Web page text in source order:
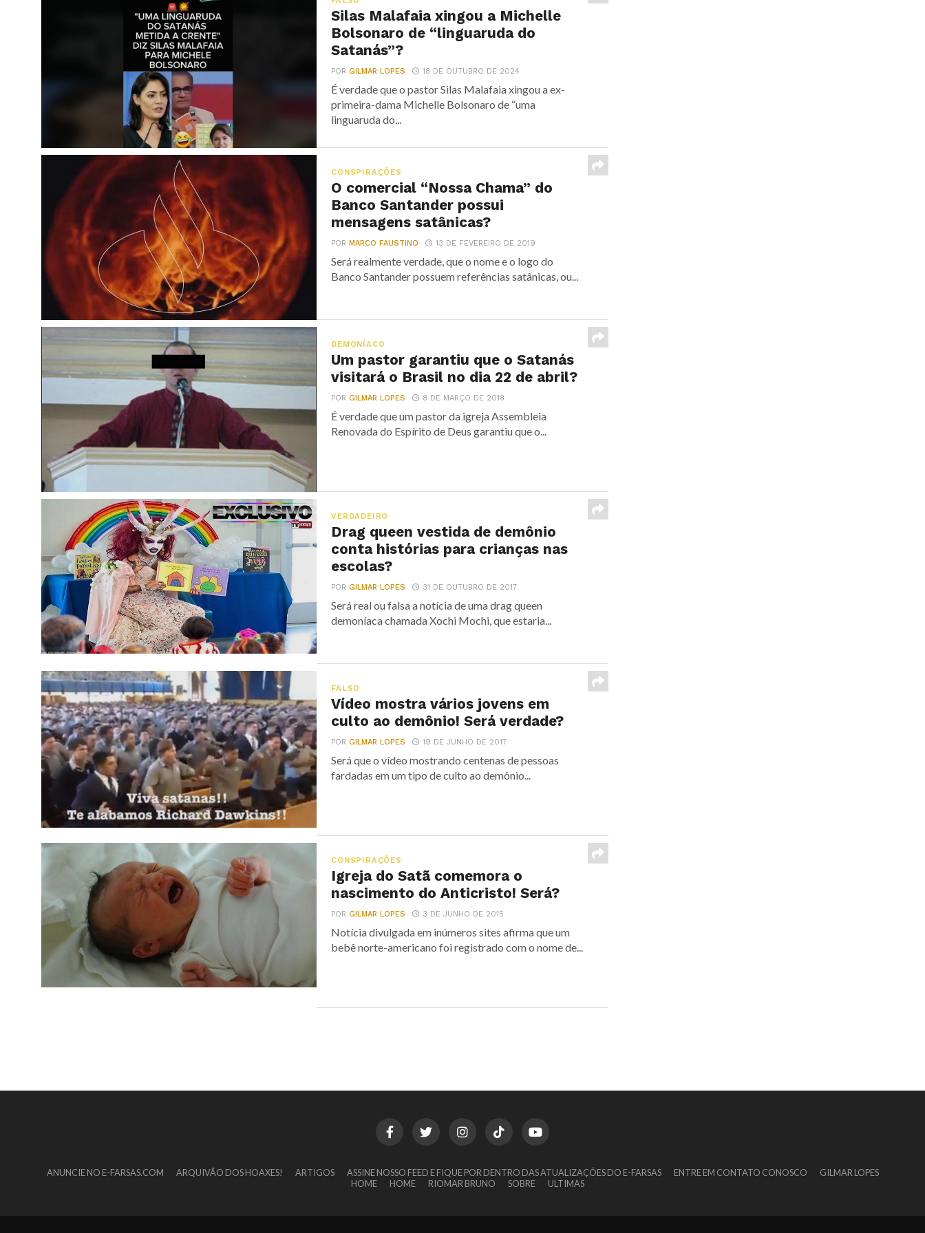
Silas Malafaia xingou a Michelle
Bolsonaro de “linguaruda do
Satanás”?
PORGILMAR LOPES 18 DE OUTUBRO DE 2024
É verdade que o pastor Silas Malafaia xingou a ex-
primeira-dama Michelle Bolsonaro de “uma
linguaruda do...
CONSPIRAÇÕES
O comercial “Nossa Chama” do
Banco Santander possui
mensagens satânicas?
PORMARCO FAUSTINO 13 DE FEVEREIRO DE 2019
Será realmente verdade, que o nome e o logo do
Banco Santander possuem referências satânicas, ou...
DEMONÍACO
Um pastor garantiu que o Satanás
visitará o Brasil no dia 22 de abril?
PORGILMAR LOPES 8 DE MARÇO DE 2018
É verdade que um pastor da igreja Assembleia
Renovada do Espírito de Deus garantiu que o...
VERDADEIRO
Drag queen vestida de demônio
conta histórias para crianças nas
escolas?
PORGILMAR LOPES 31 DE OUTUBRO DE 2017
Será real ou falsa a notícia de uma drag queen
demoníaca chamada Xochi Mochi, que estaria...
FALSO
Vídeo mostra vários jovens em
culto ao demônio! Será verdade?
PORGILMAR LOPES 19 DE JUNHO DE 2017
Será que o vídeo mostrando centenas de pessoas
fardadas em um tipo de culto ao demônio...
CONSPIRAÇÕES
Igreja do Satã comemora o
nascimento do Anticristo! Será?
PORGILMAR LOPES 3 DE JUNHO DE 2015
Notícia divulgada em inúmeros sites afirma que um
bebê norte-americano foi registrado com o nome de...
ANUNCIE NO E-FARSAS.COM ARQUIVÃO DOS HOAXES! ARTIGOS ASSINE NOSSO FEED E FIQUE POR DENTRO DAS ATUALIZAÇÕES DO E-FARSAS ENTRE EM CONTATO CONOSCO
GILMAR LOPES
HOME
HOME RIOMAR BRUNO SOBRE ULTIMAS